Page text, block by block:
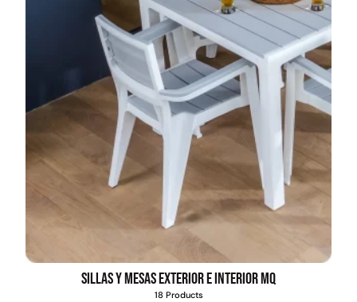
Sillas y mesas exterior e interior MQ
18 Products